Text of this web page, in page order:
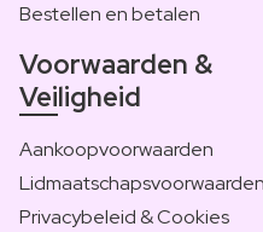
Bestellen en betalen
Voorwaarden &
Veiligheid
Aankoopvoorwaarden
Lidmaatschapsvoorwaarden
Privacybeleid & Cookies